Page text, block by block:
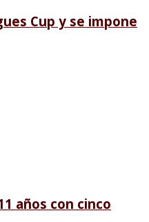
Cup y se impone
años con cinco